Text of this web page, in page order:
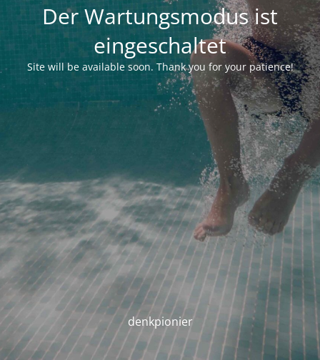
Der Wartungsmodus ist
eingeschaltet
Site will be available soon. Thank you for your patience!
denkpionier